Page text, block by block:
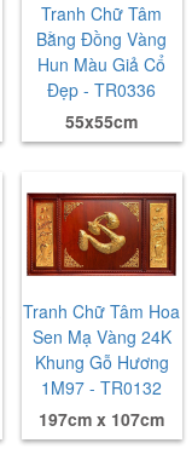
Tranh Chữ Tâm
Bằng Đồng Vàng
Hun Màu Giả Cổ
Đẹp - TR0336
55x55cm
Tranh Chữ Tâm Hoa
Sen Mạ Vàng 24K
Khung Gỗ Hương
1M97 - TR0132
197cm x 107cm